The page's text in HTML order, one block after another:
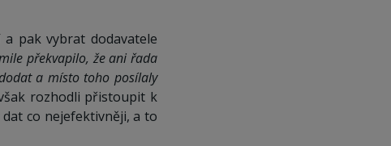
pak vybrat dodavatele
překvapilo, že ani řada
a místo toho posílaly
rozhodli přistoupit k
co nejefektivněji, a to